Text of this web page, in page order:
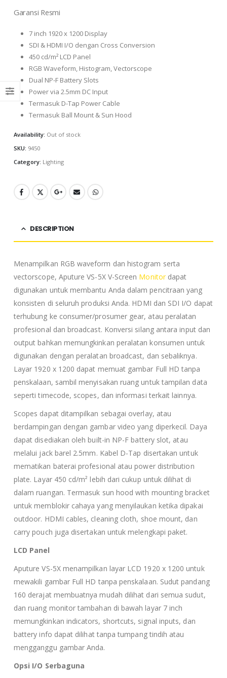
Garansi Resmi
7 inch 1920 x 1200 Display
SDI & HDMI I/O dengan Cross Conversion
450 cd/m² LCD Panel
RGB Waveform, Histogram, Vectorscope
Dual NP-F Battery Slots
Power via 2.5mm DC Input
Termasuk D-Tap Power Cable
Termasuk Ball Mount & Sun Hood
Availability: Out of stock
SKU: 9450
Category: Lighting
DESCRIPTION
Menampilkan RGB waveform dan histogram serta
vectorscope, Aputure VS-5X V-Screen Monitordapat
digunakan untuk membantu Anda dalam pencitraan yang
konsisten di seluruh produksi Anda. HDMI dan SDI I/O dapat
terhubung ke consumer/prosumer gear, atau peralatan
profesional dan broadcast. Konversi silang antara input dan
output bahkan memungkinkan peralatan konsumen untuk
digunakan dengan peralatan broadcast, dan sebaliknya.
Layar 1920 x 1200 dapat memuat gambar Full HD tanpa
penskalaan, sambil menyisakan ruang untuk tampilan data
seperti timecode, scopes, dan informasi terkait lainnya.
Scopes dapat ditampilkan sebagai overlay, atau
berdampingan dengan gambar video yang diperkecil. Daya
dapat disediakan oleh built-in NP-F battery slot, atau
melalui jack barel 2.5mm. Kabel D-Tap disertakan untuk
mematikan baterai profesional atau power distribution
plate. Layar 450 cd/m² lebih dari cukup untuk dilihat di
dalam ruangan. Termasuk sun hood with mounting bracket
untuk memblokir cahaya yang menyilaukan ketika dipakai
outdoor. HDMI cables, cleaning cloth, shoe mount, dan
carry pouch juga disertakan untuk melengkapi paket.
LCD Panel
Aputure VS-5X menampilkan layar LCD 1920 x 1200 untuk
mewakili gambar Full HD tanpa penskalaan. Sudut pandang
160 derajat membuatnya mudah dilihat dari semua sudut,
dan ruang monitor tambahan di bawah layar 7 inch
memungkinkan indicators, shortcuts, signal inputs, dan
battery info dapat dilihat tanpa tumpang tindih atau
mengganggu gambar Anda.
Opsi I/O Serbaguna